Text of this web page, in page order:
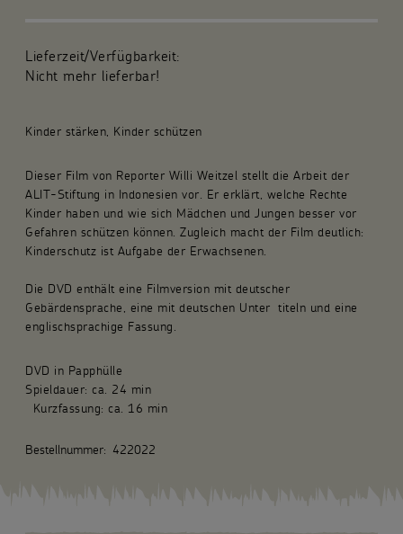
Kinder stärken, Kinder schützen
Dieser Film von Reporter Willi Weitzel stellt die Arbeit der
ALIT-Stiftung in Indonesien vor. Er erklärt, welche Rechte
Kinder haben und wie sich Mädchen und Jungen besser vor
Gefahren schützen können. Zugleich macht der Film deutlich:
Kinderschutz ist Aufgabe der Erwachsenen.
Die DVD enthält eine Filmversion mit deutscher
Gebärdensprache, eine mit deutschen Unter titeln und eine
englischsprachige Fassung.
DVD in Papphülle
Spieldauer: ca. 24 min
Kurzfassung: ca. 16 min
Bestellnummer: 422022
Lieferzeit/Verfügbarkeit:
Nicht mehr lieferbar!